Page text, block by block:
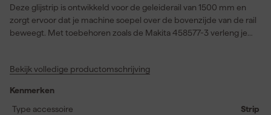
Deze glijstrip is ontwikkeld voor de geleiderail van 1500 mm en
zorgt ervoor dat je machine soepel over de bovenzijde van de rail
beweegt. Met toebehoren zoals de Makita 458577-3 verleng je
geleiderail 1500mm (model 199141-8) en wordt per stuk
stuks nodig hebt. Deze glijstrip is passend voor diverse Makita
modellen, waaronder DLX2274JX1, DLX2377UX1, DLX2384UX1,
Bekijk volledige productomschrijving
Kenmerken
Type accessoire
Strip